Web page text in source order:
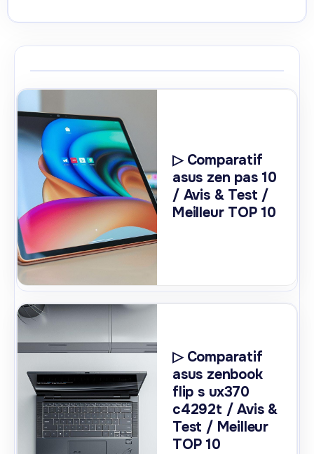
▷ Comparatif
asus zen pas 10
/ Avis & Test /
Meilleur TOP 10
▷ Comparatif
asus zenbook
flip s ux370
c4292t / Avis &
Test / Meilleur
TOP 10